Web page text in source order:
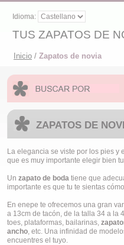
Idioma:
TUS ZAPATOS DE
Inicio / Zapatos de novia
ZAPATOS DE
La elegancia se viste por los pies y
que es muy importante elegir bien
Un zapato de boda tiene que
importante es que tu te sientas
En enepe te ofrecemos una gran
a 13cm de tacón, de la talla 34 a la
toes, plataformas, bailarinas,
ancho, etc. Una infinidad de
encuentres el tuyo.